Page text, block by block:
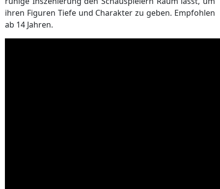
ihren Figuren Tiefe und Charakter zu geben. Empfohlen
ab 14 Jahren.